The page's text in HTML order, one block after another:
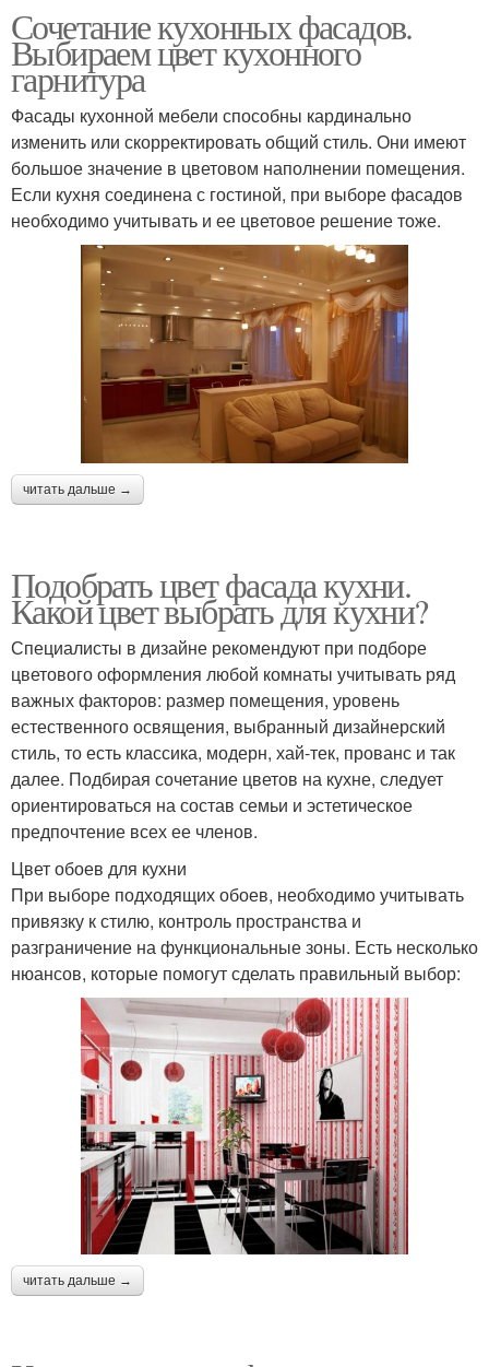
Сочетание кухонных фасадов.
Выбираем цвет кухонного
гарнитура
Фасады кухонной мебели способны кардинально
изменить или скорректировать общий стиль. Они имеют
большое значение в цветовом наполнении помещения.
Если кухня соединена с гостиной, при выборе фасадов
необходимо учитывать и ее цветовое решение тоже.
читать дальше →
Подобрать цвет фасада кухни.
Какой цвет выбрать для кухни?
Специалисты в дизайне рекомендуют при подборе
цветового оформления любой комнаты учитывать ряд
важных факторов: размер помещения, уровень
естественного освящения, выбранный дизайнерский
стиль, то есть классика, модерн, хай-тек, прованс и так
далее. Подбирая сочетание цветов на кухне, следует
ориентироваться на состав семьи и эстетическое
предпочтение всех ее членов.
Цвет обоев для кухни
При выборе подходящих обоев, необходимо учитывать
привязку к стилю, контроль пространства и
разграничение на функциональные зоны. Есть несколько
нюансов, которые помогут сделать правильный выбор:
читать дальше →